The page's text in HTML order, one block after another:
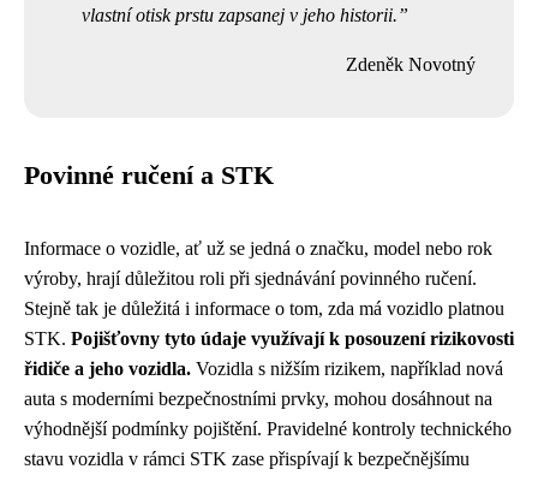
vlastní otisk prstu zapsanej v jeho historii.
Zdeněk Novotný
Povinné ručení a STK
Informace o vozidle, ať už se jedná o značku, model nebo rok
výroby, hrají důležitou roli při sjednávání povinného ručení.
Stejně tak je důležitá i informace o tom, zda má vozidlo platnou
STK. Pojišťovny tyto údaje využívají k posouzení rizikovosti
řidiče a jeho vozidla. Vozidla s nižším rizikem, například nová
auta s moderními bezpečnostními prvky, mohou dosáhnout na
výhodnější podmínky pojištění. Pravidelné kontroly technického
stavu vozidla v rámci STK zase přispívají k bezpečnějšímu